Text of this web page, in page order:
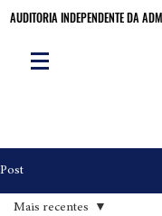
AUDITORIA INDEPENDENTE DA
AUDITORIA INDEPENDENTE DA
Post
Mais recentes